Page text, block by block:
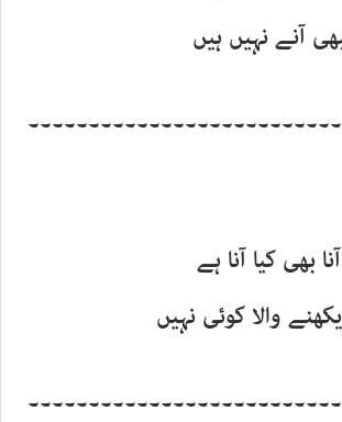
آنے نہیں ہیں
بھی کیا آنا ہے
والا کوئی نہیں